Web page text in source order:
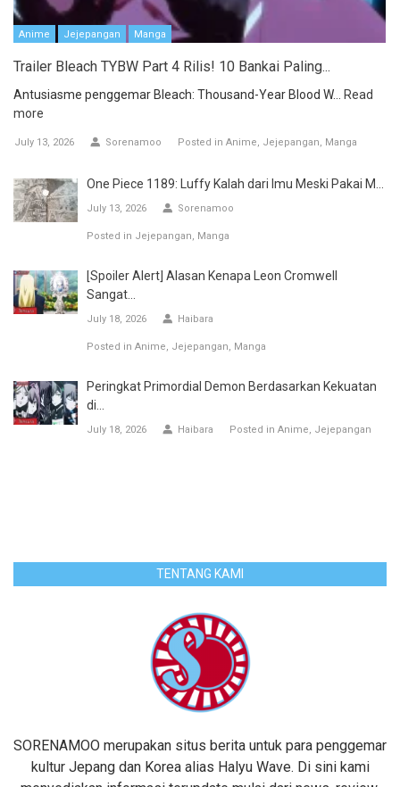
Anime Jejepangan Manga
Trailer Bleach TYBW Part 4 Rilis! 10 Bankai Paling...
Antusiasme penggemar Bleach: Thousand-Year Blood W...
Read
more
July 13, 2026 Sorenamoo Posted in Anime Jejepangan Manga
One Piece 1189: Luffy Kalah dari Imu Meski Pakai M...
July 13, 2026 Sorenamoo
Posted in Jejepangan Manga
[Spoiler Alert] Alasan Kenapa Leon Cromwell
Sangat...
July 18, 2026 Haibara
Posted in Anime Jejepangan Manga
Peringkat Primordial Demon Berdasarkan Kekuatan
di...
July 18, 2026 Haibara Posted in Anime Jejepangan
TENTANG KAMI
SORENAMOO merupakan situs berita untuk para penggemar
kultur Jepang dan Korea alias Halyu Wave. Di sini kami